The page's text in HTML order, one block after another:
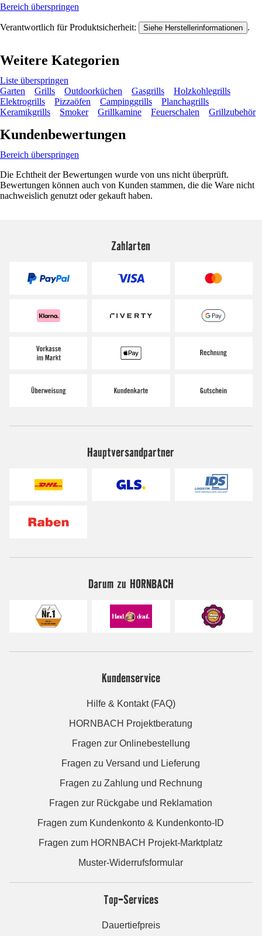
Bereich überspringen
Verantwortlich für Produktsicherheit: Siehe Herstellerinformationen .
Weitere Kategorien
Liste überspringen
Garten
Grills Outdoorküchen Gasgrills
Holzkohlegrills
Elektrogrills
Pizzaöfen Campinggrills
Planchagrills
Keramikgrills
Smoker Grillkamine Feuerschalen Grillzubehör
Kundenbewertungen
Bereich überspringen
Die Echtheit der Bewertungen wurde von uns nicht überprüft.
Bewertungen können auch von Kunden stammen, die die Ware nicht
nachweislich genutzt oder gekauft haben.
Zahlarten
Hauptversandpartner
Darum zu HORNBACH
Kundenservice
Hilfe & Kontakt (FAQ)
HORNBACH Projektberatung
Fragen zur Onlinebestellung
Fragen zu Versand und Lieferung
Fragen zu Zahlung und Rechnung
Fragen zur Rückgabe und Reklamation
Fragen zum Kundenkonto & Kundenkonto-ID
Fragen zum HORNBACH Projekt-Marktplatz
Muster-Widerrufsformular
Top-Services
Dauertiefpreis